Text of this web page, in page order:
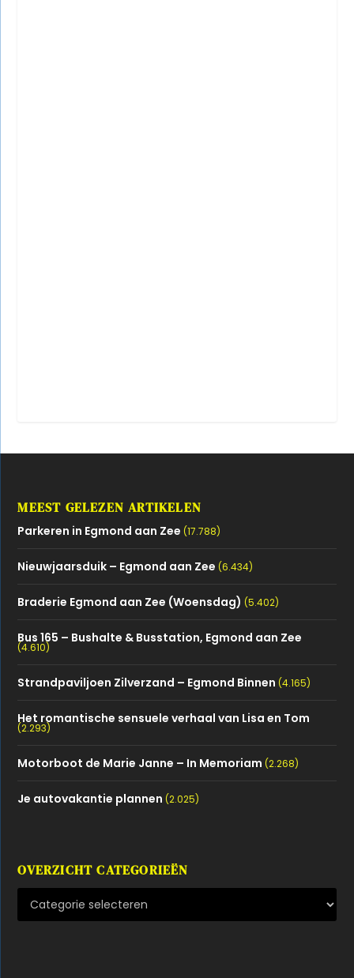
MEEST GELEZEN ARTIKELEN
Parkeren in Egmond aan Zee (17.788)
Nieuwjaarsduik – Egmond aan Zee (6.434)
Braderie Egmond aan Zee (Woensdag) (5.402)
Bus 165 – Bushalte & Busstation, Egmond aan Zee
(4.610)
Strandpaviljoen Zilverzand – Egmond Binnen (4.165)
Het romantische sensuele verhaal van Lisa en Tom
(2.293)
Motorboot de Marie Janne – In Memoriam (2.268)
Je autovakantie plannen (2.025)
OVERZICHT CATEGORIEËN